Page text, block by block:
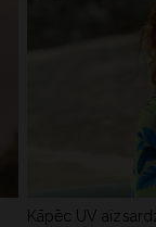
Kāpēc UV